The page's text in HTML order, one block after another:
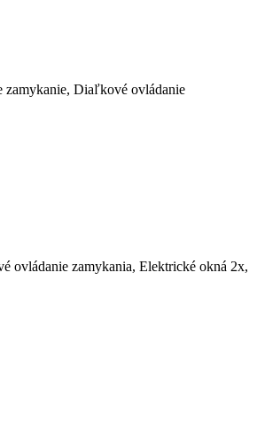
zamykanie, Diaľkové ovládanie
ovládanie zamykania, Elektrické okná 2x,